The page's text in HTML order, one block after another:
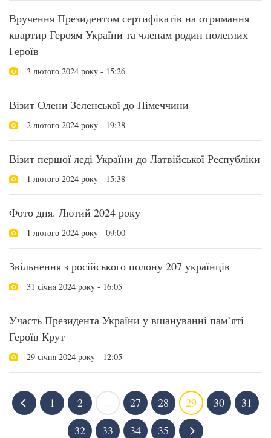
Вручення Президентом сертифікатів на отримання
квартир Героям України та членам родин полеглих
Героїв
3 лютого 2024 року - 15:26
Візит Олени Зеленської до Німеччини
2 лютого 2024 року - 19:38
Візит першої леді України до Латвійської Республіки
1 лютого 2024 року - 15:38
Фото дня. Лютий 2024 року
1 лютого 2024 року - 09:00
Звільнення з російського полону 207 українців
31 січня 2024 року - 16:05
Участь Президента України у вшануванні пам’яті
Героїв Крут
29 січня 2024 року - 12:05
1 2 27 28 29 30
31
32
33 34 35